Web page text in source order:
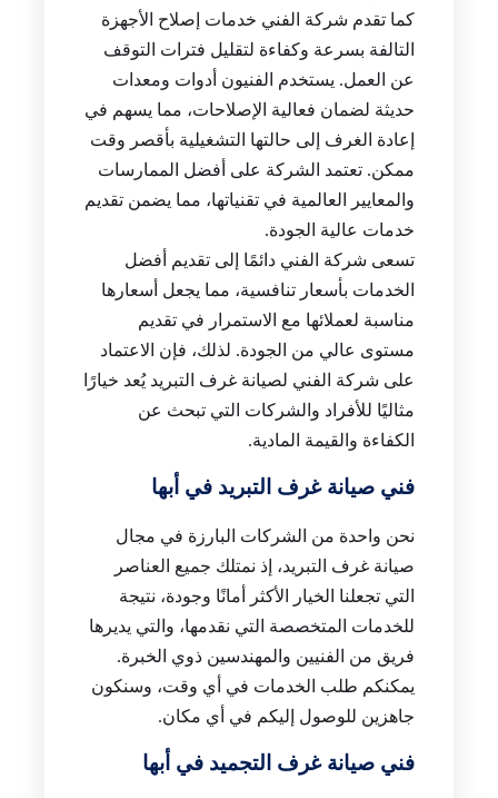
كما تقدم شركة الفني خدمات إصلاح الأجهزة
التالفة بسرعة وكفاءة لتقليل فترات التوقف
عن العمل. يستخدم الفنيون أدوات ومعدات
حديثة لضمان فعالية الإصلاحات، مما يسهم في
إعادة الغرف إلى حالتها التشغيلية بأقصر وقت
ممكن. تعتمد الشركة على أفضل الممارسات
والمعايير العالمية في تقنياتها، مما يضمن تقديم
خدمات عالية الجودة.
تسعى شركة الفني دائمًا إلى تقديم أفضل
الخدمات بأسعار تنافسية، مما يجعل أسعارها
مناسبة لعملائها مع الاستمرار في تقديم
مستوى عالي من الجودة. لذلك، فإن الاعتماد
على شركة الفني لصيانة غرف التبريد يُعد خيارًا
مثاليًا للأفراد والشركات التي تبحث عن
الكفاءة والقيمة المادية.
فني صيانة غرف التبريد في أبها
نحن واحدة من الشركات البارزة في مجال
صيانة غرف التبريد، إذ نمتلك جميع العناصر
التي تجعلنا الخيار الأكثر أمانًا وجودة، نتيجة
للخدمات المتخصصة التي نقدمها، والتي يديرها
فريق من الفنيين والمهندسين ذوي الخبرة.
يمكنكم طلب الخدمات في أي وقت، وسنكون
جاهزين للوصول إليكم في أي مكان.
فني صيانة غرف التجميد في أبها